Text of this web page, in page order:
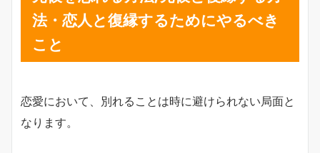
法・恋人と復縁するためにやるべき
こと
恋愛において、別れることは時に避けられない局面と
なります。